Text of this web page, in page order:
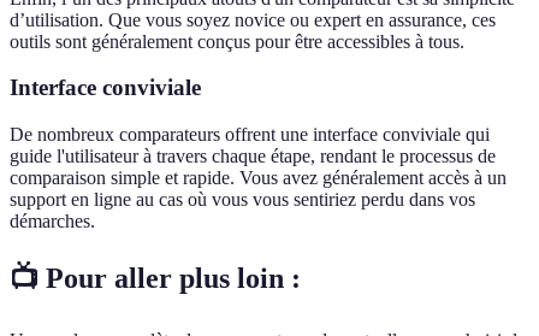
d’utilisation. Que vous soyez novice ou expert en assurance, ces
outils sont généralement conçus pour être accessibles à tous.
Interface conviviale
De nombreux comparateurs offrent une interface conviviale qui
guide l'utilisateur à travers chaque étape, rendant le processus de
comparaison simple et rapide. Vous avez généralement accès à un
support en ligne au cas où vous vous sentiriez perdu dans vos
démarches.
📺 Pour aller plus loin :